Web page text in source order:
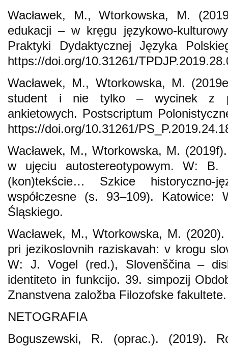
Wacławek, M., Wtorkowska, M.
edukacji – w kręgu językowo-
Praktyki Dydaktycznej Języka
https://doi.org/10.31261/
Wacławek, M., Wtorkowska, M.
student i nie tylko – wycinek z
ankietowych. Postscriptum
https://doi.org/10.31261/
Wacławek, M., Wtorkowska, M.
w ujęciu autostereotypowym. W:
(kon)tekście… Szkice historyczno-
współczesne (s. 93–109). Katowice:
Śląskiego.
Wacławek, M., Wtorkowska, M.
pri jezikoslovnih raziskavah: v krogu
W: J. Vogel (red.), Slovenščina –
identiteto in funkcijo. 39. simpozij
Znanstvena založba Filozofske fakultete.
NETOGRAFIA
Boguszewski, R. (oprac.). (2019).